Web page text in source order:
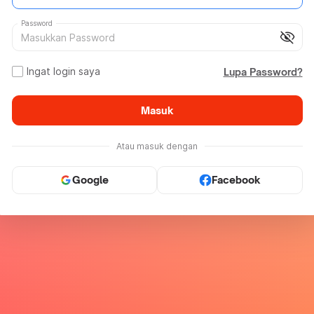
visibility_off
Password
Ingat login saya Lupa Password?
Masuk
Atau masuk dengan
Google Facebook